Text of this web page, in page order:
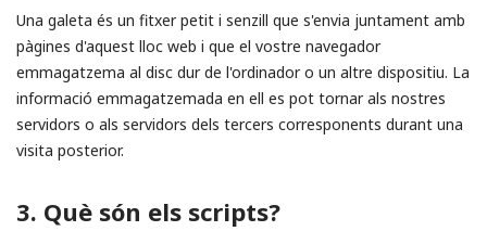
Una galeta és un fitxer petit i senzill que s'envia juntament amb
pàgines d'aquest lloc web i que el vostre navegador
emmagatzema al disc dur de l'ordinador o un altre dispositiu. La
informació emmagatzemada en ell es pot tornar als nostres
servidors o als servidors dels tercers corresponents durant una
visita posterior.
3. Què són els scripts?